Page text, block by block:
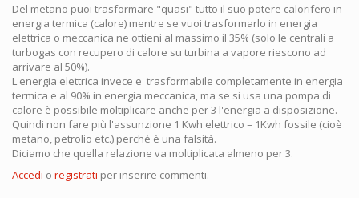
Del metano puoi trasformare "quasi" tutto il suo potere calorifero in
energia termica (calore) mentre se vuoi trasformarlo in energia
elettrica o meccanica ne ottieni al massimo il 35% (solo le centrali a
turbogas con recupero di calore su turbina a vapore riescono ad
arrivare al 50%).
L'energia elettrica invece e' trasformabile completamente in energia
termica e al 90% in energia meccanica, ma se si usa una pompa di
calore è possibile moltiplicare anche per 3 l'energia a disposizione.
Quindi non fare più l'assunzione 1 Kwh elettrico = 1Kwh fossile (cioè
metano, petrolio etc.) perchè è una falsità.
Diciamo che quella relazione va moltiplicata almeno per 3.
Accedi o registrati per inserire commenti.